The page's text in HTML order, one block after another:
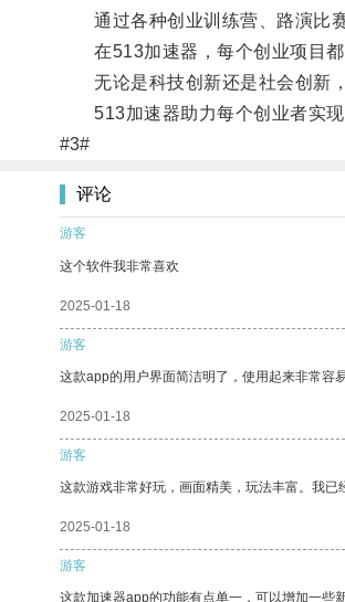
通过各种创业训练营、路演比赛
在513加速器，每个创业项目都
无论是科技创新还是社会创新，
513加速器助力每个创业者实现
#3#
评论
游客
这个软件我非常喜欢
2025-01-18
游客
这款app的用户界面简洁明了，使用起来非常容
2025-01-18
游客
这款游戏非常好玩，画面精美，玩法丰富。我已
2025-01-18
游客
这款加速器app的功能有点单一，可以增加一些